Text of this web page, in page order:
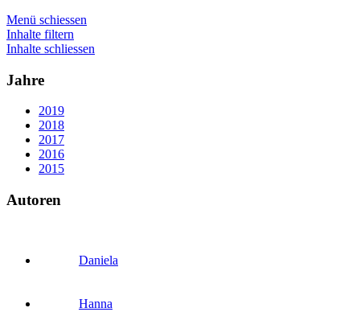
Menü schiessen
Inhalte filtern
Inhalte schliessen
Jahre
2019
2018
2017
2016
2015
Autoren
Daniela
Hanna